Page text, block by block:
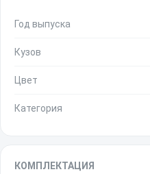
Год выпуска
Кузов
Цвет
Категория
КОМПЛЕКТАЦИЯ